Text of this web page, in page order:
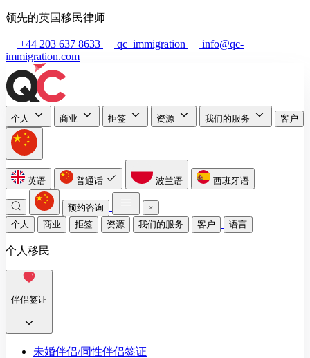
领先的英国移民律师
+44 203 637 8633 qc_immigration
info@qc-
immigration.com
个人 商业 拒签 资源 我们的服务 客户
英语 普通话 波兰语 西班牙语
预约咨询
个人
商业 拒签 资源 我们的服务 客户 语言
个人移民
伴侣签证
未婚伴侣/同性伴侣签证